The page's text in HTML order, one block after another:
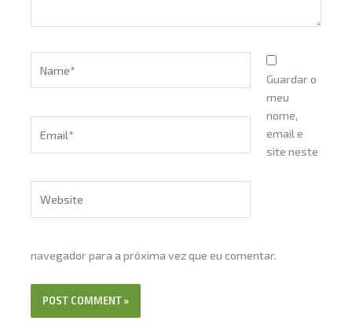
Guardar o
meu
nome,
email e
site neste
navegador para a próxima vez que eu comentar.